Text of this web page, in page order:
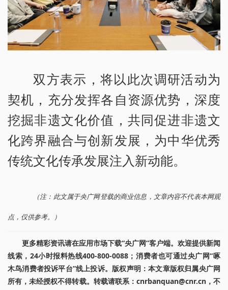
双方表示，将以此次调研活动为
契机，充分发挥各自资源优势，深度
挖掘非遗文化价值，共同促进非遗文
化跨界融合与创新发展，为中华优秀
传统文化传承发展注入新动能。
（注：此文属于央广网登载的商业信息，文章内容不代表本网观
点，仅供参考。）
更多精彩资讯请在应用市场下载“央广网”客户端。欢迎提供新闻
线索，24小时报料热线400-800-0088；消费者也可通过央广网“啄
木鸟消费者投诉平台”线上投诉。版权声明：本文章版权归属央广网
所有，未经授权不得转载。转载请联系：cnrbanquan@cnr.cn，不